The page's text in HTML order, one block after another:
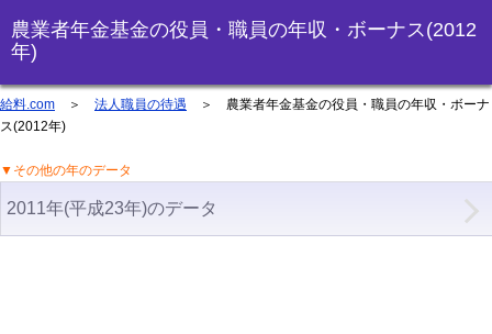
民間企業編
地方公務員編
地方公務員給料検索
主要企業の年収検索
農業者年金基金の役員・職員の年収・ボーナス(2012
年)
給料.com ＞ 法人職員の待遇 ＞ 農業者年金基金の役員・職員の年収・ボーナ
ス(2012年)
▼その他の年のデータ
2011年(平成23年)のデータ